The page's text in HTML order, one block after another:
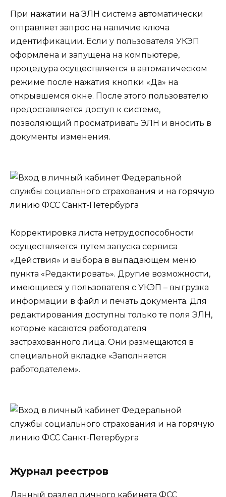
При нажатии на ЭЛН система автоматически
отправляет запрос на наличие ключа
идентификации. Если у пользователя УКЭП
оформлена и запущена на компьютере,
процедура осуществляется в автоматическом
режиме после нажатия кнопки «Да» на
открывшемся окне. После этого пользователю
предоставляется доступ к системе,
позволяющий просматривать ЭЛН и вносить в
документы изменения.
Корректировка листа нетрудоспособности
осуществляется путем запуска сервиса
«Действия» и выбора в выпадающем меню
пункта «Редактировать». Другие возможности,
имеющиеся у пользователя с УКЭП – выгрузка
информации в файл и печать документа. Для
редактирования доступны только те поля ЭЛН,
которые касаются работодателя
застрахованного лица. Они размещаются в
специальной вкладке «Заполняется
работодателем».
Журнал реестров
Данный раздел личного кабинета ФСС